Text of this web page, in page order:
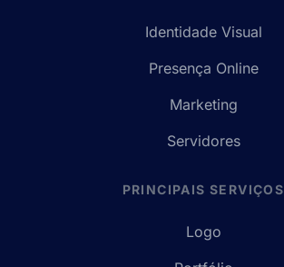
Identidade Visual
Presença Online
Marketing
Servidores
PRINCIPAIS SERVIÇOS
Logo